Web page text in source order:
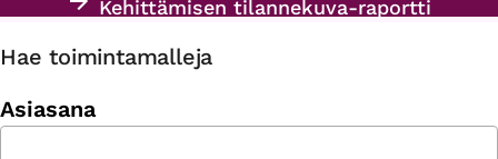
Kehittämisen tilannekuva-raportti
Hae toimintamalleja
Asiasana